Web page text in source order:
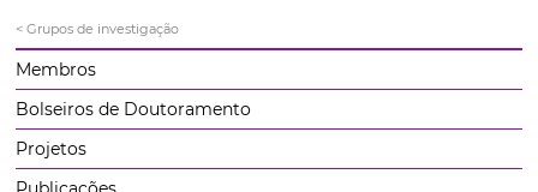
< Grupos de investigação
Membros
Bolseiros de Doutoramento
Projetos